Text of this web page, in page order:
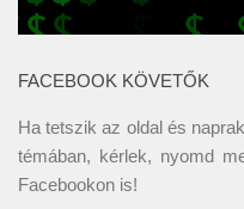
FACEBOOK KÖVETŐK
Ha tetszik az oldal és
témában, kérlek, nyomd
Facebookon is!